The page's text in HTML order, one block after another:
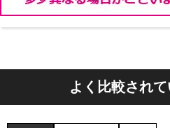
よく比較され